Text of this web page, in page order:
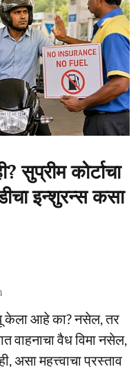
सुप्रीम कोर्टाचा
इन्शुरन्स कसा
केला आहे का? नसेल, तर
वाहनाचा वैध विमा नसेल,
असा महत्त्वाचा प्रस्ताव